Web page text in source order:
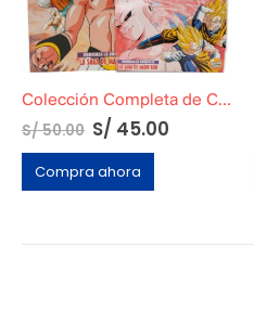
Colección Completa de Cards de Dragon Ball Z5: La Saga de Majin Boo
S/50.00 S/ 45.00
Compra ahora